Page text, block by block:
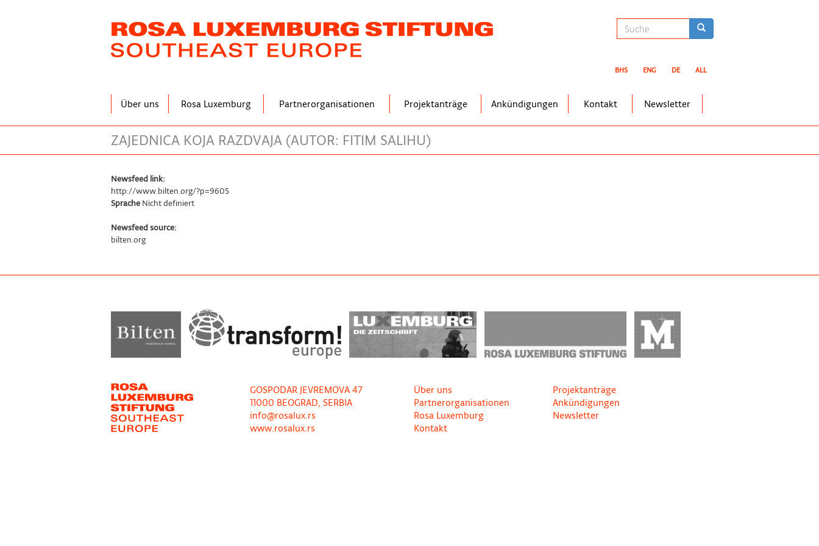
Über uns Rosa Luxemburg Partnerorganisationen Projektanträge Ankündigungen Kontakt Newsletter
Suchformular
BHS ENG DE ALL
ZAJEDNICA KOJA RAZDVAJA (AUTOR: FITIM SALIHU)
Newsfeed link:
http://www.bilten.org/?p=9605
Sprache Nicht definiert
Newsfeed source:
bilten.org
GOSPODAR JEVREMOVA 47
11000 BEOGRAD, SERBIA
info@rosalux.rs
www.rosalux.rs
Über uns
Partnerorganisationen
Rosa Luxemburg
Kontakt
Projektanträge
Ankündigungen
Newsletter